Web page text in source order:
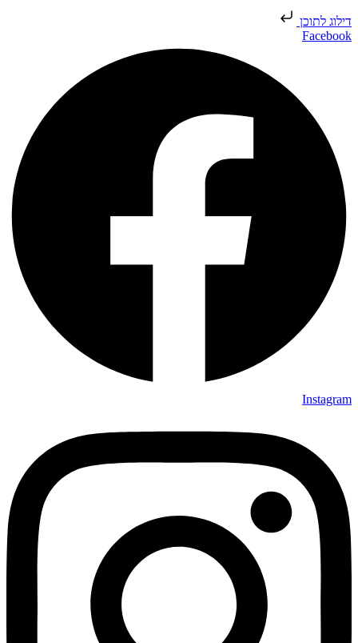
דילוג לתוכן
Facebook
Instagram